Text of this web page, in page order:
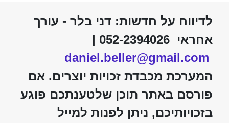
לדיווח על חדשות: דני בלר - עורך
אחראי 052-2394026 |
daniel.beller@gmail.com
המערכת מכבדת זכויות יוצרים. אם
פורסם באתר תוכן שלטענתכם פוגע
בזכויותיכם, ניתן לפנות למייל